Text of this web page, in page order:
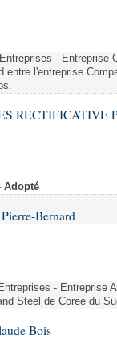
- Entreprise
l'entreprise
RECTIFICATIVE
Adopté
Bernard
- Entreprise
Steel de Coree du
Bois